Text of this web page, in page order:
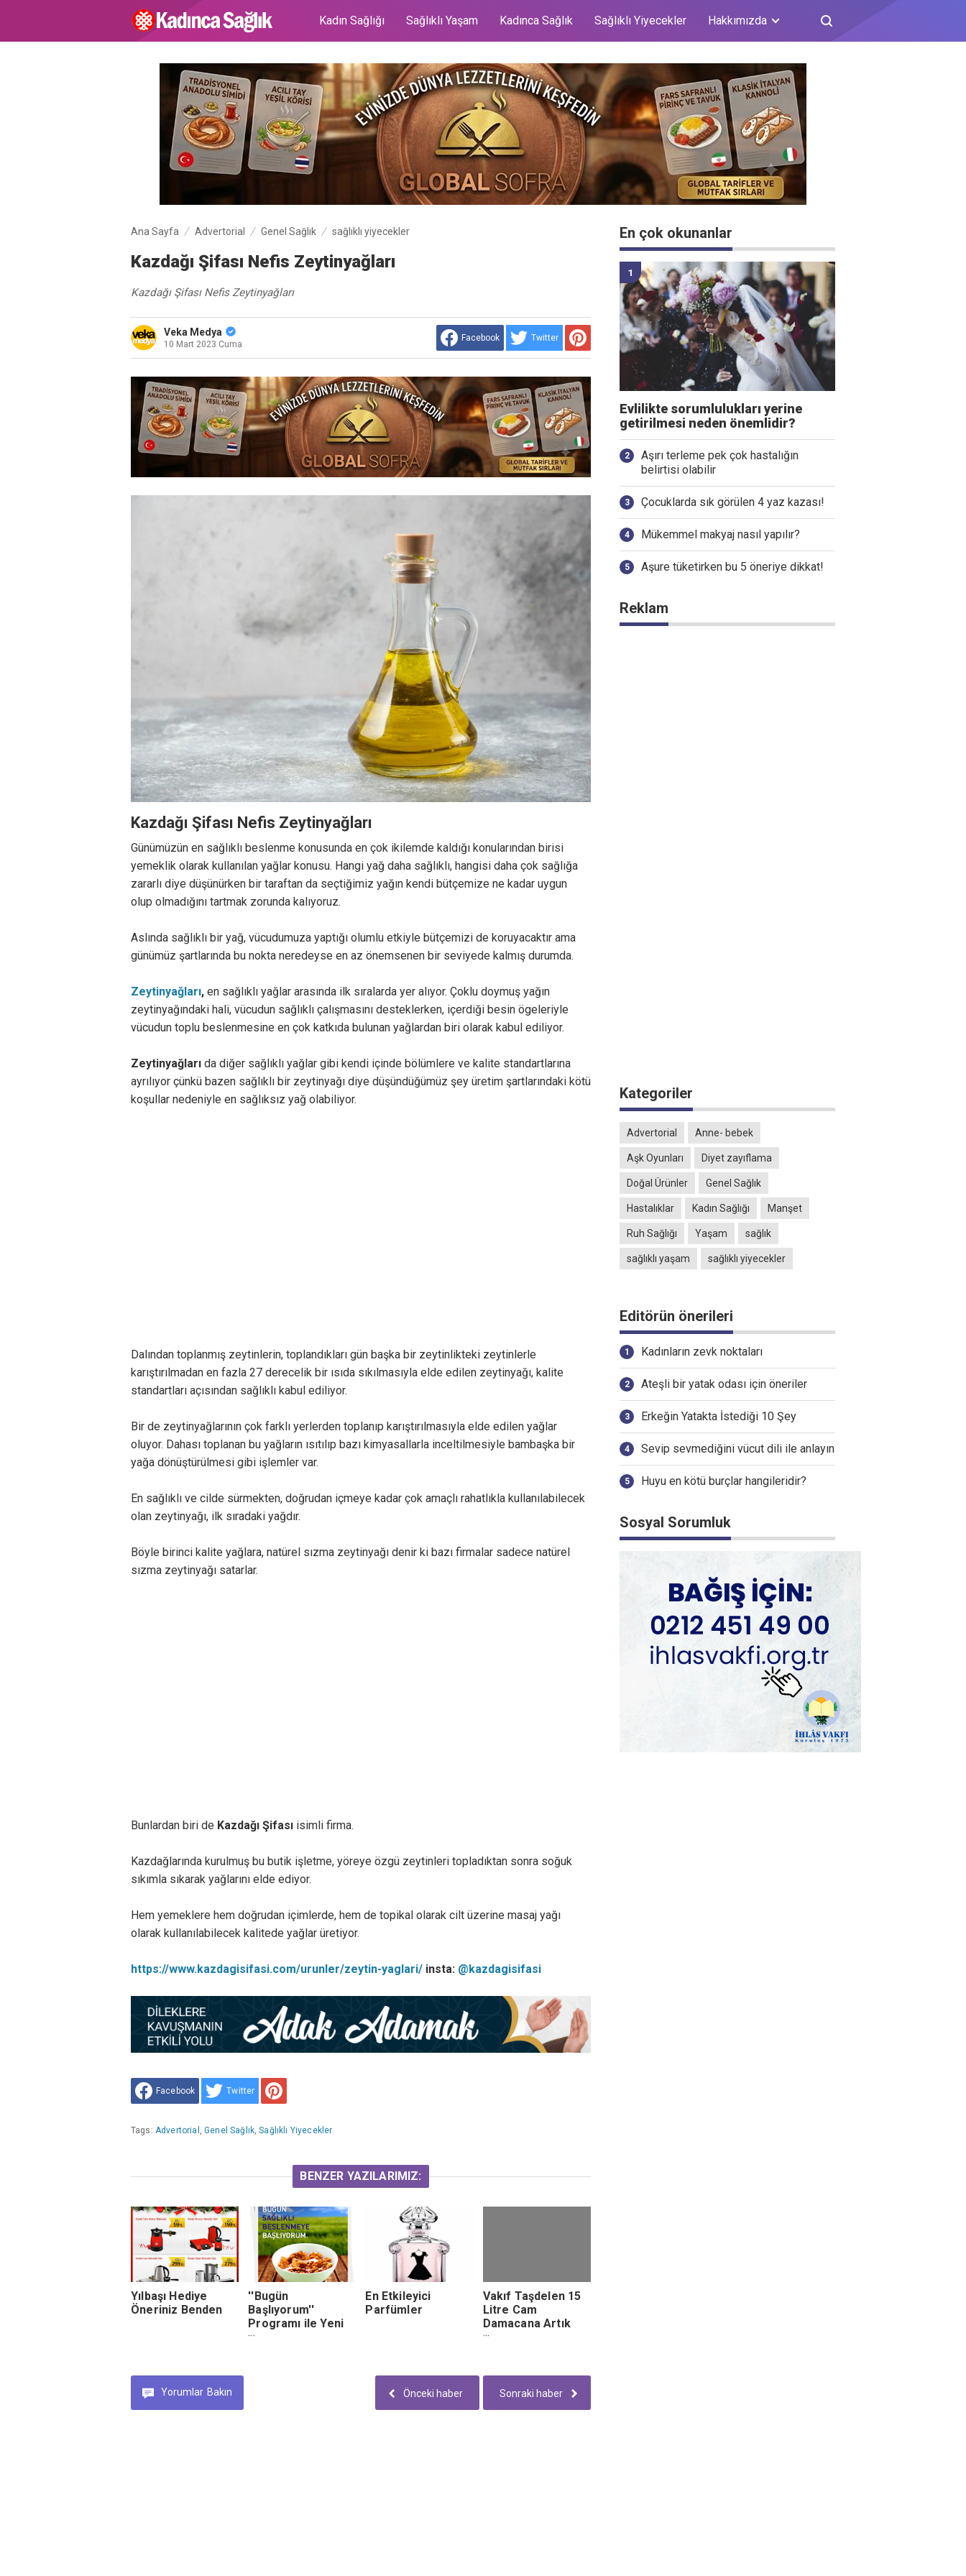
Kadın Sağlığı Sağlıklı Yaşam Kadınca Sağlık Sağlıklı Yiyecekler Hakkımızda
Ana Sayfa Advertorial Genel Sağlık sağlıklı yiyecekler
Kazdağı Şifası Nefis Zeytinyağları
Kazdağı Şifası Nefis Zeytinyağları
Veka Medya
10 Mart 2023 Cuma
Facebook Twitter
Kazdağı Şifası Nefis Zeytinyağları
Günümüzün en sağlıklı beslenme konusunda en çok ikilemde kaldığı konularından birisi
yemeklik olarak kullanılan yağlar konusu. Hangi yağ daha sağlıklı, hangisi daha çok sağlığa
zararlı diye düşünürken bir taraftan da seçtiğimiz yağın kendi bütçemize ne kadar uygun
olup olmadığını tartmak zorunda kalıyoruz.
Aslında sağlıklı bir yağ, vücudumuza yaptığı olumlu etkiyle bütçemizi de koruyacaktır ama
günümüz şartlarında bu nokta neredeyse en az önemsenen bir seviyede kalmış durumda.
Zeytinyağları, en sağlıklı yağlar arasında ilk sıralarda yer alıyor. Çoklu doymuş yağın
zeytinyağındaki hali, vücudun sağlıklı çalışmasını desteklerken, içerdiği besin ögeleriyle
vücudun toplu beslenmesine en çok katkıda bulunan yağlardan biri olarak kabul ediliyor.
Zeytinyağları da diğer sağlıklı yağlar gibi kendi içinde bölümlere ve kalite standartlarına
ayrılıyor çünkü bazen sağlıklı bir zeytinyağı diye düşündüğümüz şey üretim şartlarındaki kötü
koşullar nedeniyle en sağlıksız yağ olabiliyor.
Dalından toplanmış zeytinlerin, toplandıkları gün başka bir zeytinlikteki zeytinlerle
karıştırılmadan en fazla 27 derecelik bir ısıda sıkılmasıyla elde edilen zeytinyağı, kalite
standartları açısından sağlıklı kabul ediliyor.
Bir de zeytinyağlarının çok farklı yerlerden toplanıp karıştırılmasıyla elde edilen yağlar
oluyor. Dahası toplanan bu yağların ısıtılıp bazı kimyasallarla inceltilmesiyle bambaşka bir
yağa dönüştürülmesi gibi işlemler var.
En sağlıklı ve cilde sürmekten, doğrudan içmeye kadar çok amaçlı rahatlıkla kullanılabilecek
olan zeytinyağı, ilk sıradaki yağdır.
Böyle birinci kalite yağlara, natürel sızma zeytinyağı denir ki bazı firmalar sadece natürel
sızma zeytinyağı satarlar.
Bunlardan biri de Kazdağı Şifası isimli firma.
Kazdağlarında kurulmuş bu butik işletme, yöreye özgü zeytinleri topladıktan sonra soğuk
sıkımla sıkarak yağlarını elde ediyor.
Hem yemeklere hem doğrudan içimlerde, hem de topikal olarak cilt üzerine masaj yağı
olarak kullanılabilecek kalitede yağlar üretiyor.
https://www.kazdagisifasi.com/urunler/zeytin-yaglari/ insta: @kazdagisifasi
Facebook Twitter
Tags: Advertorial ,Genel Sağlık,Sağlıklı Yiyecekler
BENZER YAZILARIMIZ:
Yılbaşı Hediye
Öneriniz Benden
''Bugün
Başlıyorum''
Programı ile Yeni
Yılda Yeni Kararlar
En Etkileyici
Parfümler
Vakıf Taşdelen 15
Litre Cam
Damacana Artık
Mutfaklarda
Yorumlar Bakın Sonraki haber
Önceki haber
En çok okunanlar
Evlilikte sorumlulukları yerine
getirilmesi neden önemlidir?
Aşırı terleme pek çok hastalığın
belirtisi olabilir
Çocuklarda sık görülen 4 yaz kazası!
Mükemmel makyaj nasıl yapılır?
Aşure tüketirken bu 5 öneriye dikkat!
Reklam
Kategoriler
Advertorial Anne- bebek
Aşk Oyunları Diyet zayıflama
Doğal Ürünler Genel Sağlık
Hastalıklar Kadın Sağlığı Manşet
Ruh Sağlığı Yaşam sağlık
sağlıklı yaşam sağlıklı yiyecekler
Editörün önerileri
Kadınların zevk noktaları
Ateşli bir yatak odası için öneriler
Erkeğin Yatakta İstediği 10 Şey
Sevip sevmediğini vücut dili ile anlayın
Huyu en kötü burçlar hangileridir?
Sosyal Sorumluk